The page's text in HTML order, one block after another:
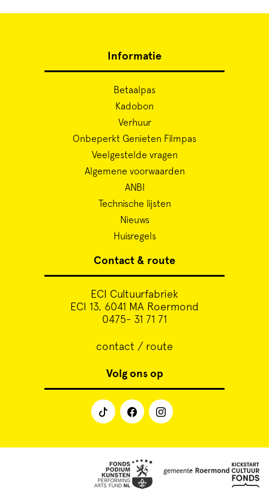
Informatie
Betaalpas
Kadobon
Verhuur
Onbeperkt Genieten Filmpas
Veelgestelde vragen
Algemene voorwaarden
ANBI
Technische lijsten
Nieuws
Huisregels
Contact & route
ECI Cultuurfabriek
ECI 13, 6041 MA Roermond
0475- 31 71 71
contact / route
Volg ons op